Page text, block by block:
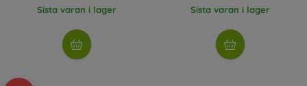
Sista varan i lager Sista varan i lager